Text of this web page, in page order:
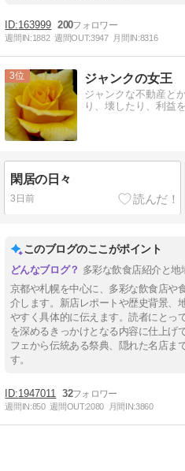
163999 200
週間IN:1882 週間OUT:3947 月間IN:8316
3 ジャンクの女王
ジャンクな不動産と
り、壊したり、利益
閑居の日々
3日前
このブログのここがポイント
多彩な飲食店紹介と地
京都や札幌を中心に、多彩な飲食店や
介します。新店レポートや歴史背景、
やすく具体的に伝えます。読者にとっ
を深めるきっかけとなる内容に仕上げ
フェから伝統ある祭典、隠れた名店ま
す。
1947011 32
週間IN:850 週間OUT:2080 月間IN:3860